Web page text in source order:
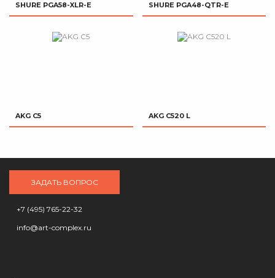
SHURE PGA58-XLR-E SHURE PGA48-QTR-E
AKG C5 AKG C520 L
ЗАДАТЬ ВОПРОС
+7 (495) 765-22-32
info@art-complex.ru